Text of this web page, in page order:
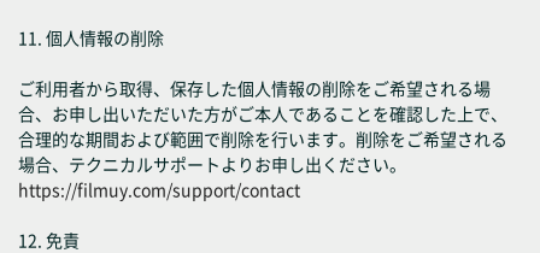
11. 個人情報の削除
ご利用者から取得、保存した個人情報の削除をご希望される場
合、お申し出いただいた方がご本人であることを確認した上で、
合理的な期間および範囲で削除を行います。削除をご希望される
場合、テクニカルサポートよりお申し出ください。
https://filmuy.com/support/contact
12. 免責